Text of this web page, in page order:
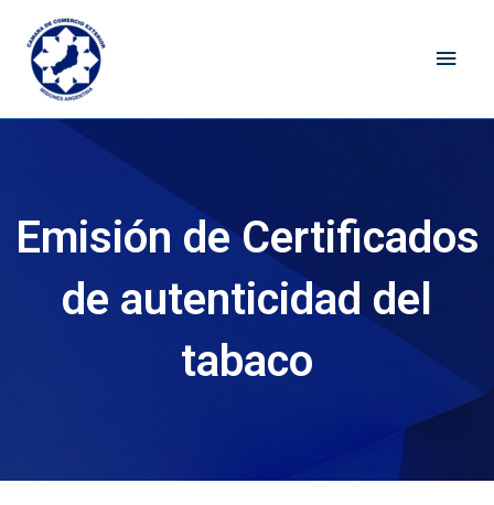
contenido
Emisión de Certificados
de autenticidad del
tabaco